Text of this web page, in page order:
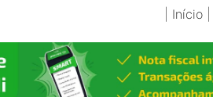
Início|